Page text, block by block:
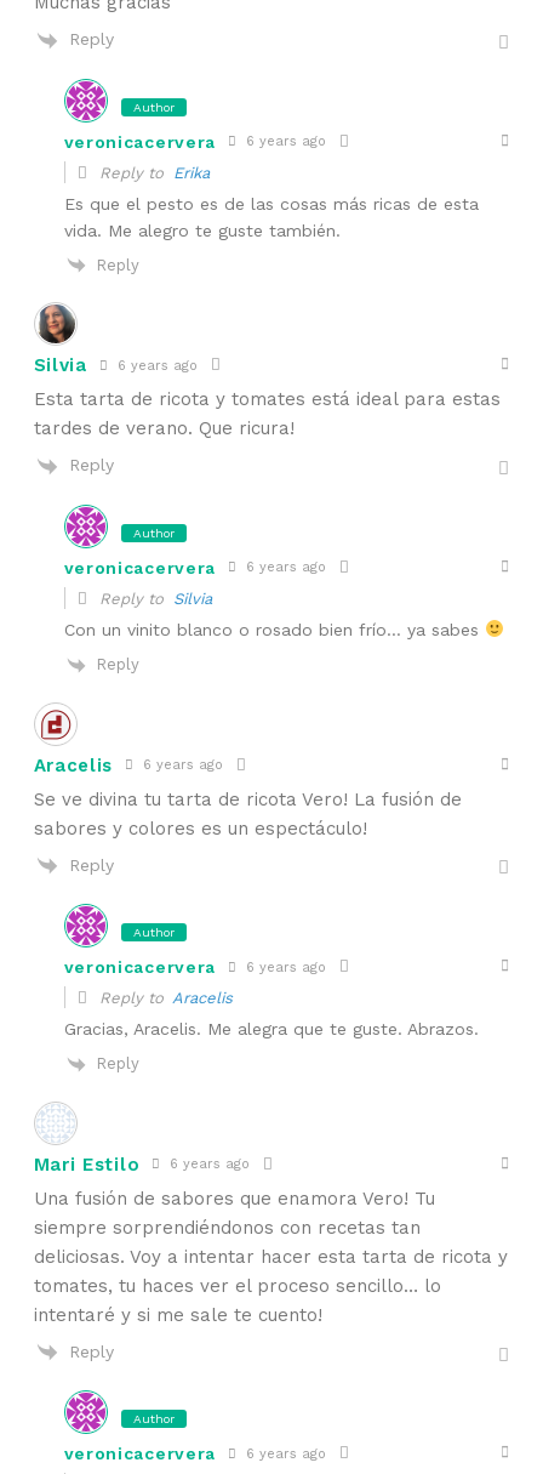
Reply
Author
veronicacervera 6 years ago
Reply to Erika
Es que el pesto es de las cosas más ricas de esta
vida. Me alegro te guste también.
Reply
Silvia 6 years ago
Esta tarta de ricota y tomates está ideal para estas
tardes de verano. Que ricura!
Reply
Author
veronicacervera 6 years ago
Reply to Silvia
Con un vinito blanco o rosado bien frío… ya sabes
Reply
Aracelis 6 years ago
Se ve divina tu tarta de ricota Vero! La fusión de
sabores y colores es un espectáculo!
Reply
Author
veronicacervera 6 years ago
Reply to Aracelis
Gracias, Aracelis. Me alegra que te guste. Abrazos.
Reply
Mari Estilo 6 years ago
Una fusión de sabores que enamora Vero! Tu
siempre sorprendiéndonos con recetas tan
deliciosas. Voy a intentar hacer esta tarta de ricota y
tomates, tu haces ver el proceso sencillo… lo
intentaré y si me sale te cuento!
Reply
Author
veronicacervera 6 years ago